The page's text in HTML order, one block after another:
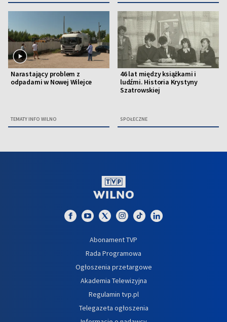
Narastający problem z
odpadami w Nowej Wilejce
TEMATY INFO WILNO
46 lat między książkami i
ludźmi. Historia Krystyny
Szatrowskiej
SPOŁECZNE
Abonament TVP
Rada Programowa
Ogłoszenia przetargowe
Akademia Telewizyjna
Regulamin tvp.pl
Telegazeta ogłoszenia